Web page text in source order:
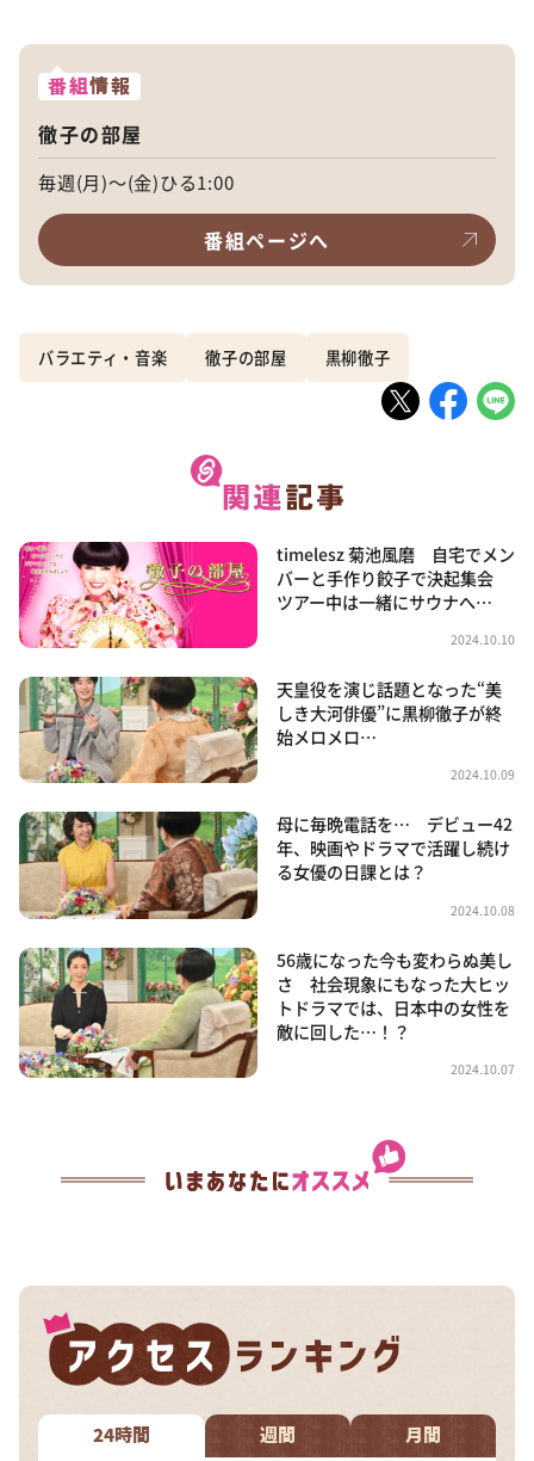
番組情報
徹子の部屋
毎週(月)～(金)ひる1:00
番組ページへ
バラエティ・音楽 徹子の部屋 黒柳徹子
timelesz 菊池風磨 自宅でメン
バーと手作り餃子で決起集会
ツアー中は一緒にサウナへ…
2024.10.10
天皇役を演じ話題となった“美
しき大河俳優”に黒柳徹子が終
始メロメロ…
2024.10.09
母に毎晩電話を… デビュー42
年、映画やドラマで活躍し続け
る女優の日課とは？
2024.10.08
56歳になった今も変わらぬ美し
さ 社会現象にもなった大ヒッ
トドラマでは、日本中の女性を
敵に回した…！？
2024.10.07
24時間 週間 月間